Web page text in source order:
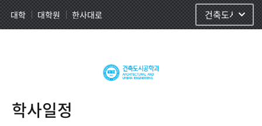
대학 대학원 한사대로
학사일정